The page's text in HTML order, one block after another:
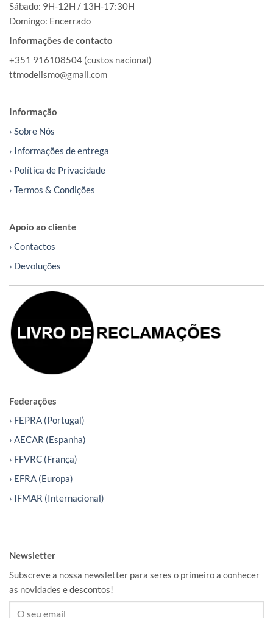
Sábado: 9H-12H / 13H-17:30H
Domingo: Encerrado
Informações de contacto
+351 916108504 (custos nacional)
ttmodelismo@gmail.com
Informação
› Sobre Nós
› Informações de entrega
› Política de Privacidade
› Termos & Condições
Apoio ao cliente
› Contactos
› Devoluções
Federações
› FEPRA (Portugal)
› AECAR (Espanha)
› FFVRC (França)
› EFRA (Europa)
› IFMAR (Internacional)
Newsletter
Subscreve a nossa newsletter para seres o primeiro a conhecer
as novidades e descontos!